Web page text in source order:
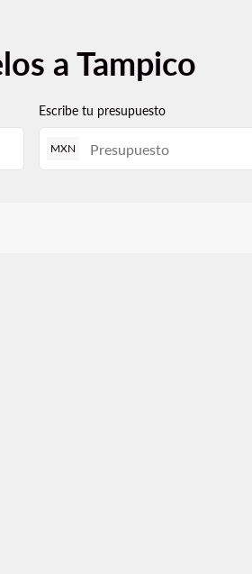
a Tampico
Escribe tu presupuesto
MXN